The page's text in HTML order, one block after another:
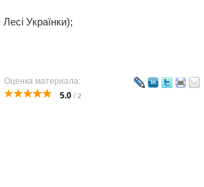
Українки);
Оценка материала:
5.0 / 2